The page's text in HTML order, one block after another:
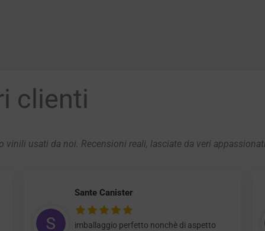
clienti
usati da noi. Recensioni reali, lasciate da veri
Sante Canister
imballaggio perfetto nonchè di aspetto